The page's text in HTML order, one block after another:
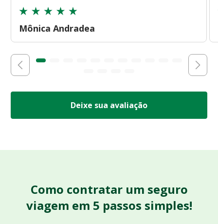
Mônica Andradea
Deixe sua avaliação
Como contratar um seguro
viagem em 5 passos simples!